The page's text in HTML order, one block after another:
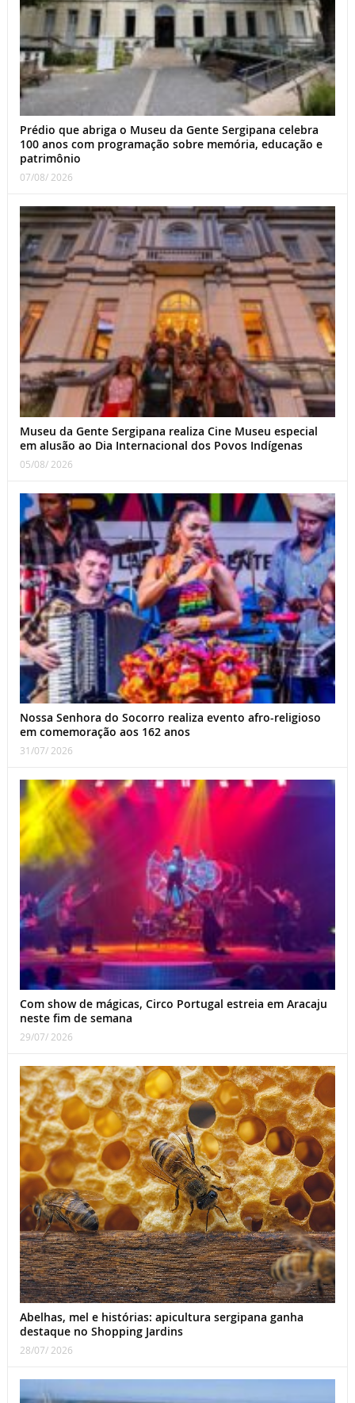
Prédio que abriga o Museu da Gente Sergipana celebra
100 anos com programação sobre memória, educação e
patrimônio
07/08/ 2026
Museu da Gente Sergipana realiza Cine Museu especial
em alusão ao Dia Internacional dos Povos Indígenas
05/08/ 2026
Nossa Senhora do Socorro realiza evento afro-religioso
em comemoração aos 162 anos
31/07/ 2026
Com show de mágicas, Circo Portugal estreia em Aracaju
neste fim de semana
29/07/ 2026
Abelhas, mel e histórias: apicultura sergipana ganha
destaque no Shopping Jardins
28/07/ 2026